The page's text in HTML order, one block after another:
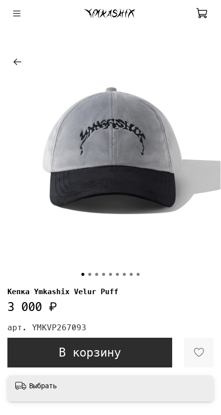
арт. YMKVP267093
Кепка Ymkashix Velur Puff
3 000 ₽
В корзину
Выбрать